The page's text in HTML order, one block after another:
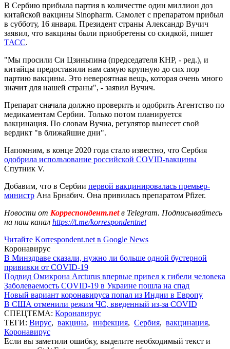
В Сербию прибыла партия в количестве один миллион доз
китайской вакцины Sinopharm. Самолет с препаратом прибыл
в субботу, 16 января. Президент страны Александр Вучич
заявил, что вакцины были приобретены со скидкой, пишет
ТАСС.
"Мы просили Си Цзиньпина (председателя КНР, - ред.), и
китайцы предоставили нам самую крупную до сих пор
партию вакцины. Это невероятная вещь, которая очень много
значит для нашей страны", - заявил Вучич.
Препарат сначала должно проверить и одобрить Агентство по
медикаментам Сербии. Только потом планируется
вакцинация. По словам Вучиа, регулятор вынесет свой
вердикт "в ближайшие дни".
Напомним, в конце 2020 года стало известно, что Сербия
одобрила использование российской COVID-вакцины
Спутник V.
Добавим, что в Сербии первой вакцинировалась премьер-
министр Ана Брнабич. Она привилась препаратом Pfizer.
Новости от Корреспондент.netв Telegram. Подписывайтесь
на наш канал https://t.me/korrespondentnet
Читайте Korrespondent.net в Google News
Коронавирус
В Минздраве сказали, нужно ли больше одной бустерной
прививки от COVID-19
Подвид Омикрона Arcturus впервые привел к гибели человека
Заболеваемость COVID-19 в Украине пошла на спад
Новый вариант коронавируса попал из Индии в Европу
В США отменили режим ЧС, введенный из-за COVID
СПЕЦТЕМА: Коронавирус
ТЕГИ: Вирус, вакцина, инфекция, Сербия, вакцинация,
Коронавирус
Если вы заметили ошибку, выделите необходимый текст и